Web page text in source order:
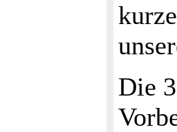
Die